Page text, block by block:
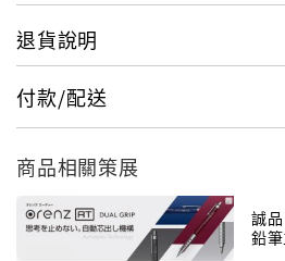
特製的護芯管前端設計成舒適
在任何書寫狀態都能穩定發揮
退貨說明
付款/配送
商品相關策展
誠
鉛